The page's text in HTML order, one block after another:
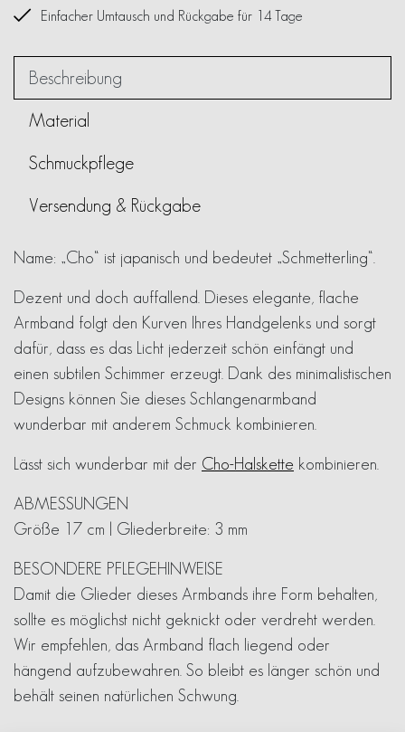
Einfacher Umtausch und Rückgabe für 14 Tage
Beschreibung
Material
Schmuckpflege
Versendung & Rückgabe
Name: „Cho“ ist japanisch und bedeutet „Schmetterling“.
Dezent und doch auffallend. Dieses elegante, flache
Armband folgt den Kurven Ihres Handgelenks und sorgt
dafür, dass es das Licht jederzeit schön einfängt und
einen subtilen Schimmer erzeugt. Dank des minimalistischen
Designs können Sie dieses Schlangenarmband
wunderbar mit anderem Schmuck kombinieren.
Lässt sich wunderbar mit der Cho-Halskette kombinieren.
ABMESSUNGEN
Größe 17 cm | Gliederbreite: 3 mm
BESONDERE PFLEGEHINWEISE
Damit die Glieder dieses Armbands ihre Form behalten,
sollte es möglichst nicht geknickt oder verdreht werden.
Wir empfehlen, das Armband flach liegend oder
hängend aufzubewahren. So bleibt es länger schön und
behält seinen natürlichen Schwung.